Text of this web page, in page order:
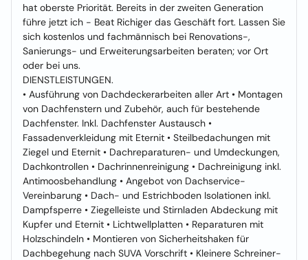
hat oberste Priorität. Bereits in der zweiten Generation
führe jetzt ich - Beat Richiger das Geschäft fort. Lassen Sie
sich kostenlos und fachmännisch bei Renovations-,
Sanierungs- und Erweiterungsarbeiten beraten; vor Ort
oder bei uns.
DIENSTLEISTUNGEN.
• Ausführung von Dachdeckerarbeiten aller Art • Montagen
von Dachfenstern und Zubehör, auch für bestehende
Dachfenster. Inkl. Dachfenster Austausch •
Fassadenverkleidung mit Eternit • Steilbedachungen mit
Ziegel und Eternit • Dachreparaturen- und Umdeckungen,
Dachkontrollen • Dachrinnenreinigung • Dachreinigung inkl.
Antimoosbehandlung • Angebot von Dachservice-
Vereinbarung • Dach- und Estrichboden Isolationen inkl.
Dampfsperre • Ziegelleiste und Stirnladen Abdeckung mit
Kupfer und Eternit • Lichtwellplatten • Reparaturen mit
Holzschindeln • Montieren von Sicherheitshaken für
Dachbegehung nach SUVA Vorschrift • Kleinere Schreiner-